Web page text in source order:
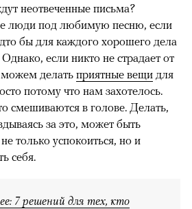
неотвеченные письма?
люди под любимую песню, если
бы для каждого хорошего дела
если никто не страдает от
делать приятные вещи для
потому что нам захотелось.
смешиваются в голове. Делать,
за это, может быть
только успокоиться, но и
себя.
7 решений для тех, кто